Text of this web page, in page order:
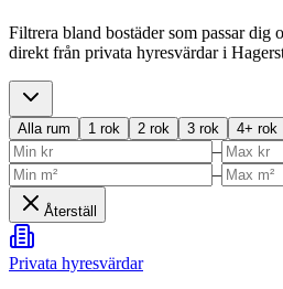
Filtrera bland bostäder som passar dig
direkt från privata hyresvärdar i
Alla rum 1 rok 2 rok 3 rok 4+ rok
–
–
Återställ
Privata hyresvärdar